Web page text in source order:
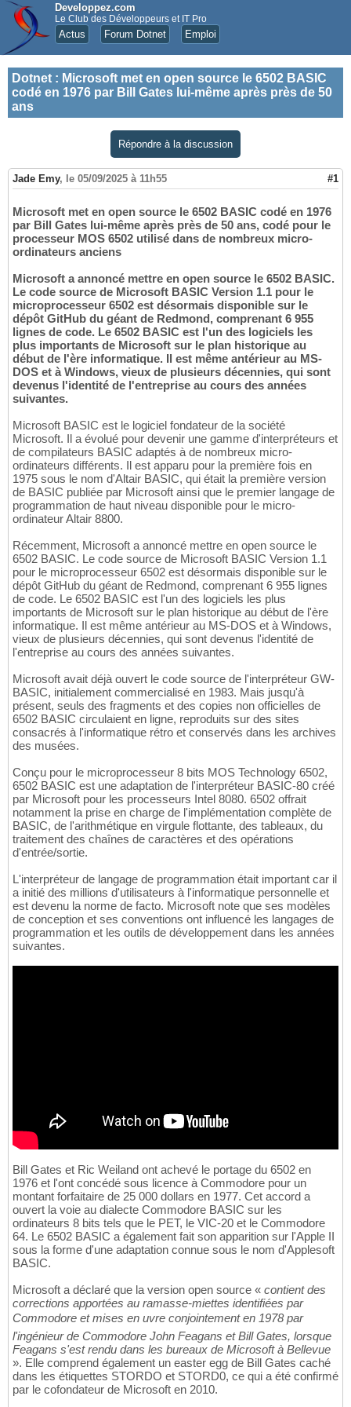
Developpez.com
Le Club des Développeurs et IT Pro
Actus Forum Dotnet Emploi
Dotnet : Microsoft met en open source le 6502 BASIC
codé en 1976 par Bill Gates lui-même après près de 50
ans
Répondre à la discussion
Jade Emy, le 05/09/2025 à 11h55 #1
Microsoft met en open source le 6502 BASIC codé en 1976
par Bill Gates lui-même après près de 50 ans, codé pour le
processeur MOS 6502 utilisé dans de nombreux micro-
ordinateurs anciens
Microsoft a annoncé mettre en open source le 6502 BASIC.
Le code source de Microsoft BASIC Version 1.1 pour le
microprocesseur 6502 est désormais disponible sur le
dépôt GitHub du géant de Redmond, comprenant 6 955
lignes de code. Le 6502 BASIC est l'un des logiciels les
plus importants de Microsoft sur le plan historique au
début de l'ère informatique. Il est même antérieur au MS-
DOS et à Windows, vieux de plusieurs décennies, qui sont
devenus l'identité de l'entreprise au cours des années
suivantes.
Microsoft BASIC est le logiciel fondateur de la société
Microsoft. Il a évolué pour devenir une gamme d'interpréteurs et
de compilateurs BASIC adaptés à de nombreux micro-
ordinateurs différents. Il est apparu pour la première fois en
1975 sous le nom d'Altair BASIC, qui était la première version
de BASIC publiée par Microsoft ainsi que le premier langage de
programmation de haut niveau disponible pour le micro-
ordinateur Altair 8800.
Récemment, Microsoft a annoncé mettre en open source le
6502 BASIC. Le code source de Microsoft BASIC Version 1.1
pour le microprocesseur 6502 est désormais disponible sur le
dépôt GitHub du géant de Redmond, comprenant 6 955 lignes
de code. Le 6502 BASIC est l'un des logiciels les plus
importants de Microsoft sur le plan historique au début de l'ère
informatique. Il est même antérieur au MS-DOS et à Windows,
vieux de plusieurs décennies, qui sont devenus l'identité de
l'entreprise au cours des années suivantes.
Microsoft avait déjà ouvert le code source de l'interpréteur GW-
BASIC, initialement commercialisé en 1983. Mais jusqu'à
présent, seuls des fragments et des copies non officielles de
6502 BASIC circulaient en ligne, reproduits sur des sites
consacrés à l'informatique rétro et conservés dans les archives
des musées.
Conçu pour le microprocesseur 8 bits MOS Technology 6502,
6502 BASIC est une adaptation de l'interpréteur BASIC-80 créé
par Microsoft pour les processeurs Intel 8080. 6502 offrait
notamment la prise en charge de l'implémentation complète de
BASIC, de l'arithmétique en virgule flottante, des tableaux, du
traitement des chaînes de caractères et des opérations
d'entrée/sortie.
L'interpréteur de langage de programmation était important car il
a initié des millions d'utilisateurs à l'informatique personnelle et
est devenu la norme de facto. Microsoft note que ses modèles
de conception et ses conventions ont influencé les langages de
programmation et les outils de développement dans les années
suivantes.
Bill Gates et Ric Weiland ont achevé le portage du 6502 en
1976 et l'ont concédé sous licence à Commodore pour un
montant forfaitaire de 25 000 dollars en 1977. Cet accord a
ouvert la voie au dialecte Commodore BASIC sur les
ordinateurs 8 bits tels que le PET, le VIC-20 et le Commodore
64. Le 6502 BASIC a également fait son apparition sur l'Apple II
sous la forme d'une adaptation connue sous le nom d'Applesoft
BASIC.
Microsoft a déclaré que la version open source « contient des
corrections apportées au ramasse-miettes identifiées par
Commodore et mises en uvre conjointement en 1978 par
l'ingénieur de Commodore John Feagans et Bill Gates, lorsque
Feagans s'est rendu dans les bureaux de Microsoft à Bellevue
». Elle comprend également un easter egg de Bill Gates caché
dans les étiquettes STORDO et STORD0, ce qui a été confirmé
par le cofondateur de Microsoft en 2010.